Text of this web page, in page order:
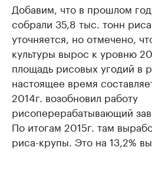
Добавим, что в прошлом
собрали 35,8 тыс. тонн
уточняется, но отмечено,
культуры вырос к уровню
площадь рисовых угодий в
настоящее время
2014г. возобновил работу
рисоперерабатывающий
По итогам 2015г. там
риса-крупы. Это на 13,2%